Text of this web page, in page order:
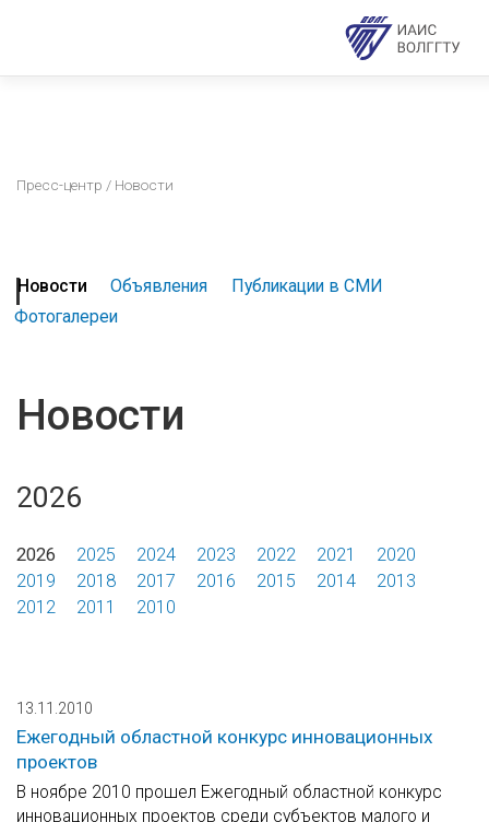
Пресс-центр / Новости
Новости Объявления
Публикации в СМИ
Фотогалереи
Новости
2026
2026 2025 2024 2023 2022 2021
2020
2019
2018 2017 2016 2015 2014
2013
2012
2011 2010
13.11.2010
Ежегодный областной конкурс инновационных
проектов
В ноябре 2010 прошел Ежегодный областной конкурс
инновационных проектов среди субъектов малого и